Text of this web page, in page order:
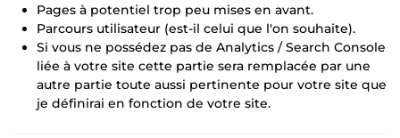
Pages à potentiel trop peu mises en avant.
Parcours utilisateur (est-il celui que l'on souhaite).
Si vous ne possédez pas de Analytics / Search Console
liée à votre site cette partie sera remplacée par une
autre partie toute aussi pertinente pour votre site que
je définirai en fonction de votre site.